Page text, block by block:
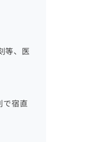
等、医
で宿直